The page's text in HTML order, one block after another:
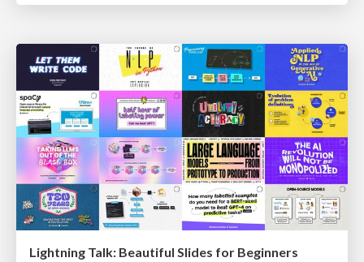
Lightning Talk: Beautiful Slides for Beginners